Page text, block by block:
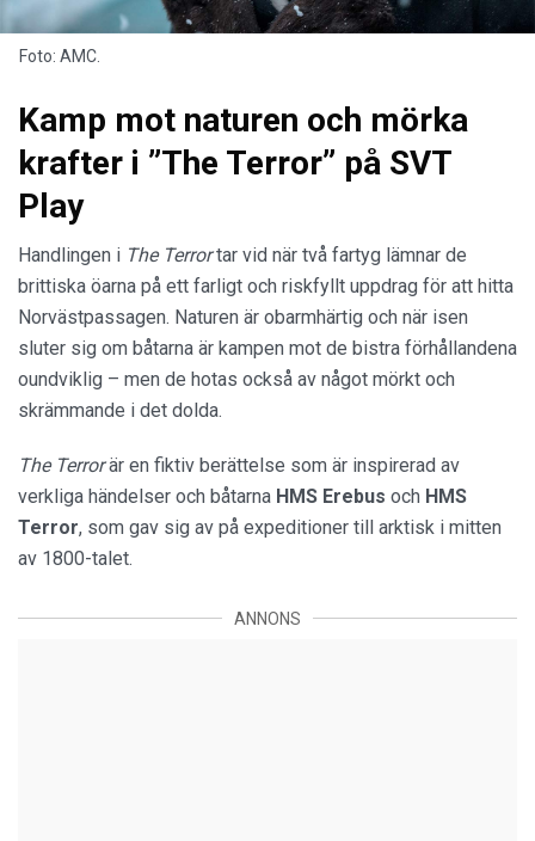
Foto: AMC.
Kamp mot naturen och mörka
krafter i ”The Terror” på SVT
Play
Handlingen i The Terrortar vid när två fartyg lämnar de
brittiska öarna på ett farligt och riskfyllt uppdrag för att hitta
Norvästpassagen. Naturen är obarmhärtig och när isen
sluter sig om båtarna är kampen mot de bistra förhållandena
oundviklig – men de hotas också av något mörkt och
skrämmande i det dolda.
The Terrorär en fiktiv berättelse som är inspirerad av
verkliga händelser och båtarna HMS Erebus och HMS
Terror, som gav sig av på expeditioner till arktisk i mitten
av 1800-talet.
ANNONS